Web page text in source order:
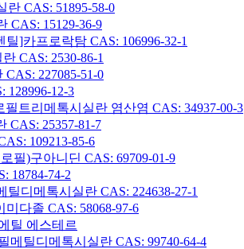
CAS: 51895-58-0
CAS: 15129-36-9
]카프로락탐 CAS: 106996-32-1
CAS: 2530-86-1
227085-51-0
128996-12-3
트리메톡시실란 염산염 CAS: 34937-00-3
CAS: 25357-81-7
109213-85-6
필)구아니딘 CAS: 69709-01-9
18784-74-2
디메톡시실란 CAS: 224638-27-1
다졸 CAS: 58068-97-6
틸 에스테르
메틸디메톡시실란 CAS: 99740-64-4